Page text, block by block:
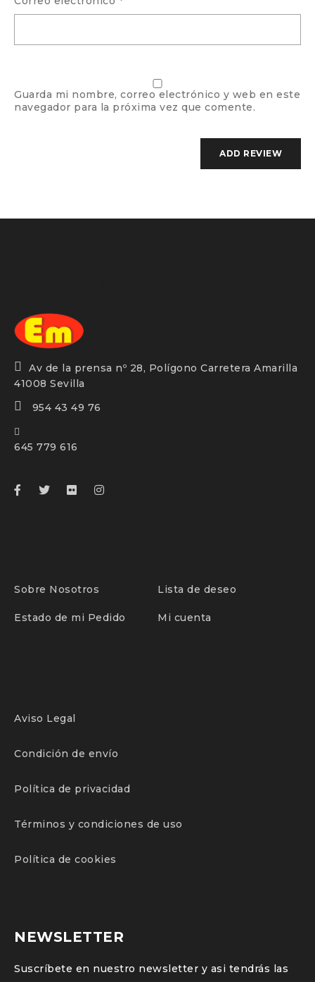
Guarda mi nombre, correo electrónico y web en este
navegador para la próxima vez que comente.
Av de la prensa nº 28, Polígono Carretera Amarilla
41008 Sevilla
954 43 49 76
645 779 616
Sobre Nosotros Lista de deseo
Estado de mi Pedido Mi cuenta
Aviso Legal
Condición de envío
Política de privacidad
Términos y condiciones de uso
Política de cookies
NEWSLETTER
Suscríbete en nuestro newsletter y asi tendrás las